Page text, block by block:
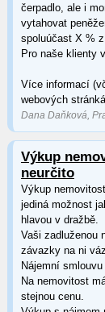
čerpadlo, ale i
vytahovat
spoluúčast X %
Pro naše klienty
Více informací
webových
Dana Daňková,
Výkup
neurčito
Výkup
jediná možnost
hlavou v dražbě.
Vaši zadluženou
závazky na ni
Nájemní
Na nemovitost
stejnou cenu.